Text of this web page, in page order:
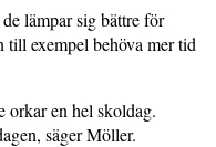
lämpar sig bättre för
till exempel behöva mer tid
orkar en hel skoldag.
säger Möller.